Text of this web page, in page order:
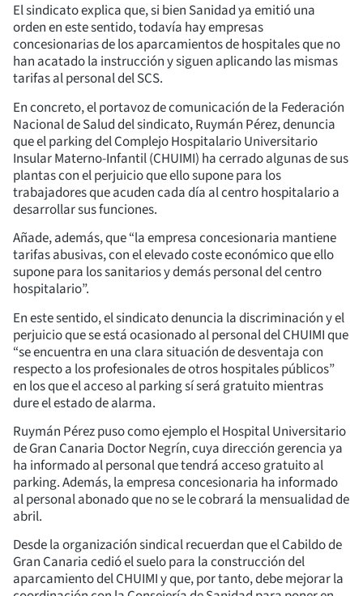
El sindicato explica que, si bien Sanidad ya emitió una
orden en este sentido, todavía hay empresas
concesionarias de los aparcamientos de hospitales que no
han acatado la instrucción y siguen aplicando las mismas
tarifas al personal del SCS.
En concreto, el portavoz de comunicación de la Federación
Nacional de Salud del sindicato, Ruymán Pérez, denuncia
que el parking del Complejo Hospitalario Universitario
Insular Materno-Infantil (CHUIMI) ha cerrado algunas de sus
plantas con el perjuicio que ello supone para los
trabajadores que acuden cada día al centro hospitalario a
desarrollar sus funciones.
Añade, además, que “la empresa concesionaria mantiene
tarifas abusivas, con el elevado coste económico que ello
supone para los sanitarios y demás personal del centro
hospitalario”.
En este sentido, el sindicato denuncia la discriminación y el
perjuicio que se está ocasionado al personal del CHUIMI que
“se encuentra en una clara situación de desventaja con
respecto a los profesionales de otros hospitales públicos”
en los que el acceso al parking sí será gratuito mientras
dure el estado de alarma.
Ruymán Pérez puso como ejemplo el Hospital Universitario
de Gran Canaria Doctor Negrín, cuya dirección gerencia ya
ha informado al personal que tendrá acceso gratuito al
parking. Además, la empresa concesionaria ha informado
al personal abonado que no se le cobrará la mensualidad de
abril.
Desde la organización sindical recuerdan que el Cabildo de
Gran Canaria cedió el suelo para la construcción del
aparcamiento del CHUIMI y que, por tanto, debe mejorar la